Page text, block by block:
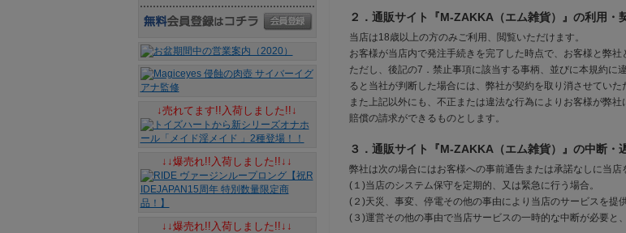
２．通販サイト『M-ZAKKA（エム雑貨）』の利用・
当店は18歳以上の方のみご利用、閲覧いただけます。
お客様が当店内で発注手続きを完了した時点で、お客様と弊社
ただし、後記の7．禁止事項に該当する事柄、並びに本規約に
ると当社が判断した場合には、弊社が契約を取り消させていた
また上記以外にも、不正または違法な行為によりお客様が弊
賠償の請求ができるものとします。
３．通販サイト『M-ZAKKA（エム雑貨）』の中断・
弊社は次の場合にはお客様への事前通告または承諾なしに当店
(１)当店のシステム保守を定期的、又は緊急に行う場合。
(２)天災、事変、停電その他の事由により当店のサービスを提
(３)運営その他の事由で当店サービスの一時的な中断が必要と
↓売れてます!!入荷しました!!↓
↓↓爆売れ!!入荷しました!!↓↓
↓↓爆売れ!!入荷しました!!↓↓